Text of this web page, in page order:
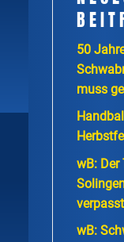
50
muss
wB:
wB: